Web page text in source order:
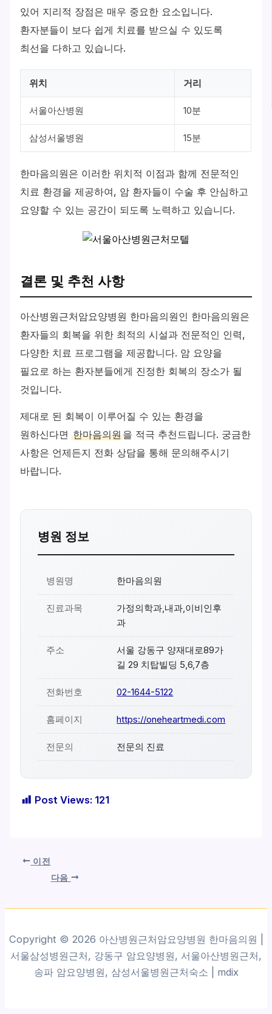
있어 지리적 장점은 매우 중요한 요소입니다.
환자분들이 보다 쉽게 치료를 받으실 수 있도록
최선을 다하고 있습니다.
위치 거리
서울아산병원 10분
삼성서울병원 15분
한마음의원은 이러한 위치적 이점과 함께 전문적인
치료 환경을 제공하여, 암 환자들이 수술 후 안심하고
요양할 수 있는 공간이 되도록 노력하고 있습니다.
결론 및 추천 사항
아산병원근처암요양병원 한마음의원인 한마음의원은
환자들의 회복을 위한 최적의 시설과 전문적인 인력,
다양한 치료 프로그램을 제공합니다. 암 요양을
필요로 하는 환자분들에게 진정한 회복의 장소가 될
것입니다.
제대로 된 회복이 이루어질 수 있는 환경을
원하신다면한마음의원을 적극 추천드립니다. 궁금한
사항은 언제든지 전화 상담을 통해 문의해주시기
바랍니다.
병원 정보
병원명 한마음의원
진료과목
가정의학과,내과,이비인후
과
주소
서울 강동구 양재대로89가
길 29 치탑빌딩 5,6,7층
전화번호 02-1644-5122
홈페이지 https://oneheartmedi.com
전문의 전문의 진료
Post Views: 121
이전
다음
Copyright © 2026 아산병원근처암요양병원 한마음의원 |
서울삼성병원근처, 강동구 암요양병원, 서울아산병원근처,
송파 암요양병원, 삼성서울병원근처숙소 | mdix